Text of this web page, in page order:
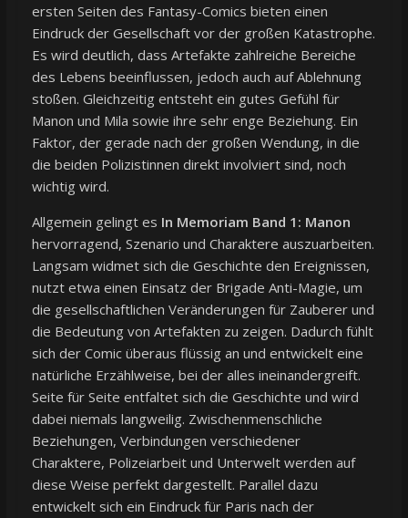
ersten Seiten des Fantasy-Comics bieten einen
Eindruck der Gesellschaft vor der großen Katastrophe.
Es wird deutlich, dass Artefakte zahlreiche Bereiche
des Lebens beeinflussen, jedoch auch auf Ablehnung
stoßen. Gleichzeitig entsteht ein gutes Gefühl für
Manon und Mila sowie ihre sehr enge Beziehung. Ein
Faktor, der gerade nach der großen Wendung, in die
die beiden Polizistinnen direkt involviert sind, noch
wichtig wird.
Allgemein gelingt es In Memoriam Band 1: Manon
hervorragend, Szenario und Charaktere auszuarbeiten.
Langsam widmet sich die Geschichte den Ereignissen,
nutzt etwa einen Einsatz der Brigade Anti-Magie, um
die gesellschaftlichen Veränderungen für Zauberer und
die Bedeutung von Artefakten zu zeigen. Dadurch fühlt
sich der Comic überaus flüssig an und entwickelt eine
natürliche Erzählweise, bei der alles ineinandergreift.
Seite für Seite entfaltet sich die Geschichte und wird
dabei niemals langweilig. Zwischenmenschliche
Beziehungen, Verbindungen verschiedener
Charaktere, Polizeiarbeit und Unterwelt werden auf
diese Weise perfekt dargestellt. Parallel dazu
entwickelt sich ein Eindruck für Paris nach der